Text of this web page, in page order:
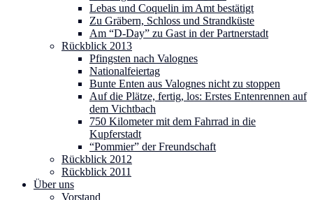
Lebas und Coquelin im Amt bestätigt
Zu Gräbern, Schloss und Strandküste
Am “D-Day” zu Gast in der Partnerstadt
Rückblick 2013
Pfingsten nach Valognes
Nationalfeiertag
Bunte Enten aus Valognes nicht zu stoppen
Auf die Plätze, fertig, los: Erstes Entenrennen auf
dem Vichtbach
750 Kilometer mit dem Fahrrad in die
Kupferstadt
“Pommier” der Freundschaft
Rückblick 2012
Rückblick 2011
Über uns
Vorstand